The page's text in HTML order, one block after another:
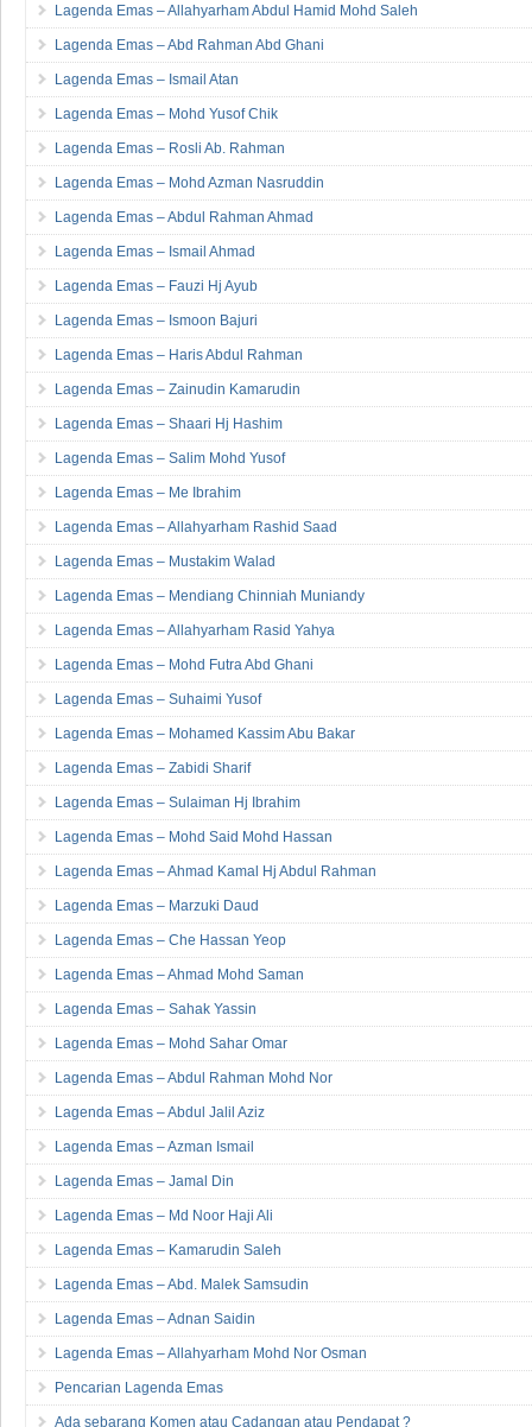
Lagenda Emas – Allahyarham Abdul Hamid Mohd Saleh
Lagenda Emas – Abd Rahman Abd Ghani
Lagenda Emas – Ismail Atan
Lagenda Emas – Mohd Yusof Chik
Lagenda Emas – Rosli Ab. Rahman
Lagenda Emas – Mohd Azman Nasruddin
Lagenda Emas – Abdul Rahman Ahmad
Lagenda Emas – Ismail Ahmad
Lagenda Emas – Fauzi Hj Ayub
Lagenda Emas – Ismoon Bajuri
Lagenda Emas – Haris Abdul Rahman
Lagenda Emas – Zainudin Kamarudin
Lagenda Emas – Shaari Hj Hashim
Lagenda Emas – Salim Mohd Yusof
Lagenda Emas – Me Ibrahim
Lagenda Emas – Allahyarham Rashid Saad
Lagenda Emas – Mustakim Walad
Lagenda Emas – Mendiang Chinniah Muniandy
Lagenda Emas – Allahyarham Rasid Yahya
Lagenda Emas – Mohd Futra Abd Ghani
Lagenda Emas – Suhaimi Yusof
Lagenda Emas – Mohamed Kassim Abu Bakar
Lagenda Emas – Zabidi Sharif
Lagenda Emas – Sulaiman Hj Ibrahim
Lagenda Emas – Mohd Said Mohd Hassan
Lagenda Emas – Ahmad Kamal Hj Abdul Rahman
Lagenda Emas – Marzuki Daud
Lagenda Emas – Che Hassan Yeop
Lagenda Emas – Ahmad Mohd Saman
Lagenda Emas – Sahak Yassin
Lagenda Emas – Mohd Sahar Omar
Lagenda Emas – Abdul Rahman Mohd Nor
Lagenda Emas – Abdul Jalil Aziz
Lagenda Emas – Azman Ismail
Lagenda Emas – Jamal Din
Lagenda Emas – Md Noor Haji Ali
Lagenda Emas – Kamarudin Saleh
Lagenda Emas – Abd. Malek Samsudin
Lagenda Emas – Adnan Saidin
Lagenda Emas – Allahyarham Mohd Nor Osman
Pencarian Lagenda Emas
Ada sebarang Komen atau Cadangan atau Pendapat ?